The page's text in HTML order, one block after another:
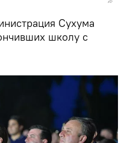
Сухума
школу с